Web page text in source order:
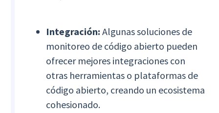
Integración: Algunas soluciones de
monitoreo de código abierto pueden
ofrecer mejores integraciones con
otras herramientas o plataformas de
código abierto, creando un ecosistema
cohesionado.